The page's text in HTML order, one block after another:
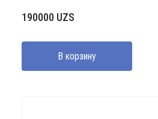
190000 UZS
В корзину